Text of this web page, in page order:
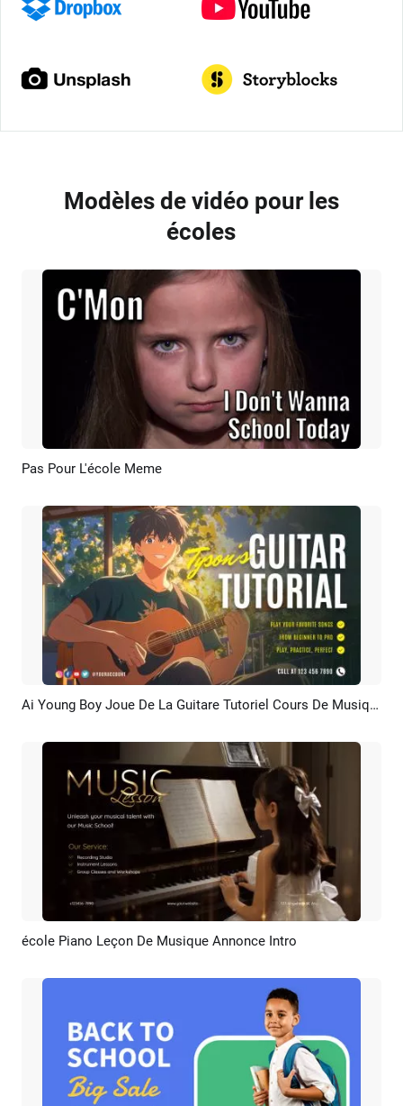
Modèles de vidéo pour les
écoles
Aperçu
Pas Pour L'école Meme
Aperçu Créer IA Ai Young Boy Joue De La Guitare Tutoriel Cours De Musique école Promo Intro Youtube
Aperçu Créer IA
école Piano Leçon De Musique Annonce Intro